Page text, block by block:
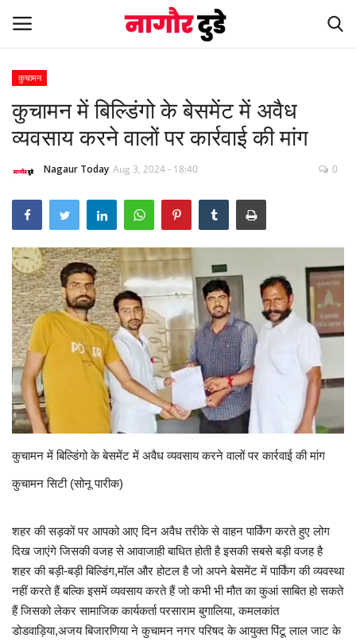
Home
देश
स्पेशल स्टोरी
नागौर
मनोरंजन
खबर हटके
राजस्थान
ईपेपर
हमारे बारे में
बिज़नेस
राजनीति
कुचामन
कुचामन में बिल्डिंगो के बेसमेंट में अवैध
व्यवसाय करने वालों पर कार्रवाई की मांग
Nagaur Today Aug 3, 2024 - 18:40 0
कुचामन में बिल्डिंगो के बेसमेंट में अवैध व्यवसाय करने वालों पर कार्रवाई की मांग
कुचामन सिटी (सोनू पारीक)
शहर की सड़कों पर आपको आए दिन अवैध तरीके से वाहन पार्किंग करते हुए लोग
दिख जाएंगे जिसकी वजह से आवाजाही बाधित होती है इसकी सबसे बड़ी वजह है
शहर की बड़ी-बड़ी बिल्डिंग,मॉल और होटल है जो अपने बेसमेंट में पार्किंग की व्यवस्था
नहीं करते हैं बल्कि इसमें व्यवसाय करते हैं जो कभी भी मौत का कुआं साबित हो सकते
हैं जिसको लेकर सामाजिक कार्यकर्ता परसाराम बुगालिया, कमलकांत
डोडवाड़िया,अजय बिजारणिया ने कुचामन नगर परिषद के आयुक्त पिंटू लाल जाट के